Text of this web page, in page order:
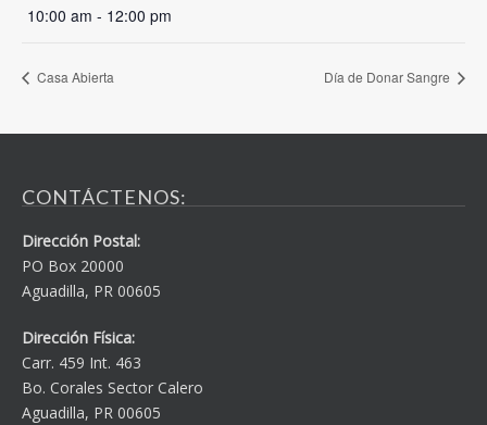
10:00 am - 12:00 pm
Casa Abierta Día de Donar Sangre
CONTÁCTENOS:
Dirección Postal:
PO Box 20000
Aguadilla, PR 00605
Dirección Física:
Carr. 459 Int. 463
Bo. Corales Sector Calero
Aguadilla, PR 00605